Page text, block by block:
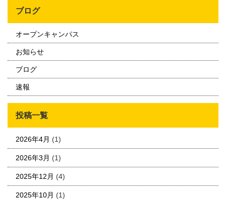
ブログ
オープンキャンパス
お知らせ
ブログ
速報
投稿一覧
2026年4月 (1)
2026年3月 (1)
2025年12月 (4)
2025年10月 (1)